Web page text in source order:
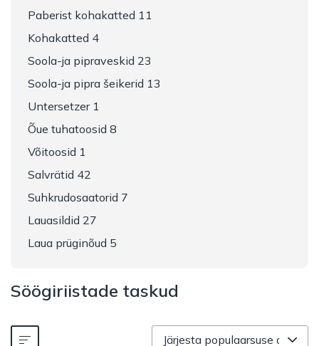
Paberist kohakatted 11
Kohakatted 4
Soola-ja pipraveskid 23
Soola-ja pipra šeikerid 13
Untersetzer 1
Õue tuhatoosid 8
Võitoosid 1
Salvrätid 42
Suhkrudosaatorid 7
Lauasildid 27
Laua prüginõud 5
Söögiriistade taskud